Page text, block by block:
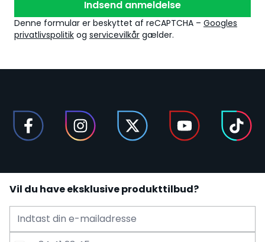
Indsend anmeldelse
Denne formular er beskyttet af reCAPTCHA – Googles
privatlivspolitik og servicevilkår gælder.
Vil du have eksklusive produkttilbud?